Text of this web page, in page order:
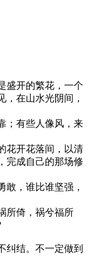
盛开的繁花，一个
，在山水光阴间，
；有些人像风，来
花开花落间，以清
完成自己的那场修
敢，谁比谁坚强，
所倚，祸兮福所
纠结。不一定做到